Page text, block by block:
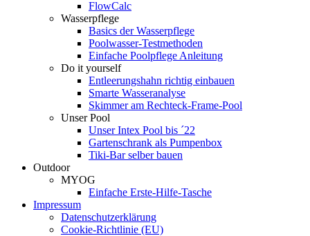
FlowCalc
Wasserpflege
Basics der Wasserpflege
Poolwasser-Testmethoden
Einfache Poolpflege Anleitung
Do it yourself
Ent­leerungs­hahn richtig einbauen
Smarte Wasseranalyse
Skimmer am Rechteck-Frame-Pool
Unser Pool
Unser Intex Pool bis ´22
Gartenschrank als Pumpenbox
Tiki-Bar selber bauen
Outdoor
MYOG
Einfache Erste-Hilfe-Tasche
Impressum
Datenschutzerklärung
Cookie-Richtlinie (EU)